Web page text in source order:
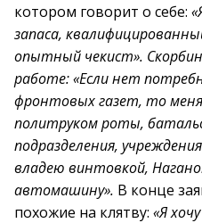
котором говорит о себе:
запаса,
опытный чекист».
работе: «Если нет
фронтовых газет, то
политруком роты,
подразделения,
владею винтовкой,
автомашину». В конце
похожие на клятву: «Я